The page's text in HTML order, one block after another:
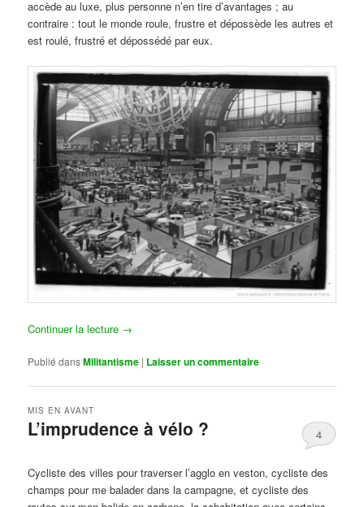
accède au luxe, plus personne n’en tire d’avantages ; au
contraire : tout le monde roule, frustre et dépossède les autres et
est roulé, frustré et dépossédé par eux.
Continuer la lecture →
Publié dansMilitantisme | Laisser un commentaire
L’imprudence à vélo ?
MIS EN AVANT
4
Cycliste des villes pour traverser l’agglo en veston, cycliste des
champs pour me balader dans la campagne, et cycliste des